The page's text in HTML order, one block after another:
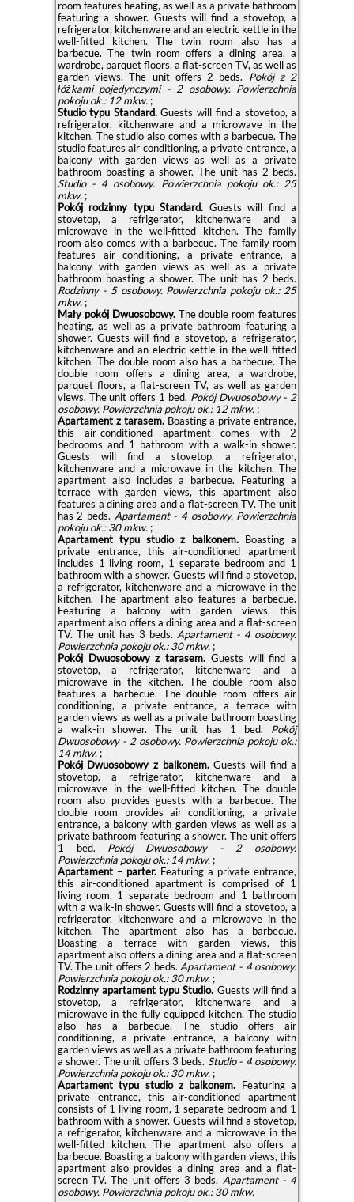
room features heating, as well as a private bathroom
featuring a shower. Guests will find a stovetop, a
refrigerator, kitchenware and an electric kettle in the
well-fitted kitchen. The twin room also has a
barbecue. The twin room offers a dining area, a
wardrobe, parquet floors, a flat-screen TV, as well as
garden views. The unit offers 2 beds. Pokój z 2
łóżkami pojedynczymi - 2 osobowy. Powierzchnia
pokoju ok.: 12 mkw.;
Studio typu Standard.Guests will find a stovetop, a
refrigerator, kitchenware and a microwave in the
kitchen. The studio also comes with a barbecue. The
studio features air conditioning, a private entrance, a
balcony with garden views as well as a private
bathroom boasting a shower. The unit has 2 beds.
Studio - 4 osobowy. Powierzchnia pokoju ok.: 25
mkw.;
Pokój rodzinny typu Standard. Guests will find a
stovetop, a refrigerator, kitchenware and a
microwave in the well-fitted kitchen. The family
room also comes with a barbecue. The family room
features air conditioning, a private entrance, a
balcony with garden views as well as a private
bathroom boasting a shower. The unit has 2 beds.
Rodzinny - 5 osobowy. Powierzchnia pokoju ok.: 25
mkw.;
Mały pokój Dwuosobowy.The double room features
heating, as well as a private bathroom featuring a
shower. Guests will find a stovetop, a refrigerator,
kitchenware and an electric kettle in the well-fitted
kitchen. The double room also has a barbecue. The
double room offers a dining area, a wardrobe,
parquet floors, a flat-screen TV, as well as garden
views. The unit offers 1 bed. Pokój Dwuosobowy - 2
osobowy. Powierzchnia pokoju ok.: 12 mkw.;
Apartament z tarasem.Boasting a private entrance,
this air-conditioned apartment comes with 2
bedrooms and 1 bathroom with a walk-in shower.
Guests will find a stovetop, a refrigerator,
kitchenware and a microwave in the kitchen. The
apartment also includes a barbecue. Featuring a
terrace with garden views, this apartment also
features a dining area and a flat-screen TV. The unit
has 2 beds. Apartament - 4 osobowy. Powierzchnia
pokoju ok.: 30 mkw.;
Apartament typu studio z balkonem.Boasting a
private entrance, this air-conditioned apartment
includes 1 living room, 1 separate bedroom and 1
bathroom with a shower. Guests will find a stovetop,
a refrigerator, kitchenware and a microwave in the
kitchen. The apartment also features a barbecue.
Featuring a balcony with garden views, this
apartment also offers a dining area and a flat-screen
TV. The unit has 3 beds.Apartament - 4 osobowy.
Powierzchnia pokoju ok.: 30 mkw.;
Pokój Dwuosobowy z tarasem. Guests will find a
stovetop, a refrigerator, kitchenware and a
microwave in the kitchen. The double room also
features a barbecue. The double room offers air
conditioning, a private entrance, a terrace with
garden views as well as a private bathroom boasting
a walk-in shower. The unit has 1 bed. Pokój
Dwuosobowy - 2 osobowy. Powierzchnia pokoju ok.:
14 mkw.;
Pokój Dwuosobowy z balkonem.Guests will find a
stovetop, a refrigerator, kitchenware and a
microwave in the well-fitted kitchen. The double
room also provides guests with a barbecue. The
double room provides air conditioning, a private
entrance, a balcony with garden views as well as a
private bathroom featuring a shower. The unit offers
1 bed. Pokój Dwuosobowy - 2 osobowy.
Powierzchnia pokoju ok.: 14 mkw.;
Apartament – parter.Featuring a private entrance,
this air-conditioned apartment is comprised of 1
living room, 1 separate bedroom and 1 bathroom
with a walk-in shower. Guests will find a stovetop, a
refrigerator, kitchenware and a microwave in the
kitchen. The apartment also has a barbecue.
Boasting a terrace with garden views, this
apartment also offers a dining area and a flat-screen
TV. The unit offers 2 beds.Apartament - 4 osobowy.
Powierzchnia pokoju ok.: 30 mkw.;
Rodzinny apartament typu Studio. Guests will find a
stovetop, a refrigerator, kitchenware and a
microwave in the fully equipped kitchen. The studio
also has a barbecue. The studio offers air
conditioning, a private entrance, a balcony with
garden views as well as a private bathroom featuring
a shower. The unit offers 3 beds. Studio - 4 osobowy.
Powierzchnia pokoju ok.: 30 mkw.;
Apartament typu studio z balkonem. Featuring a
private entrance, this air-conditioned apartment
consists of 1 living room, 1 separate bedroom and 1
bathroom with a shower. Guests will find a stovetop,
a refrigerator, kitchenware and a microwave in the
well-fitted kitchen. The apartment also offers a
barbecue. Boasting a balcony with garden views, this
apartment also provides a dining area and a flat-
screen TV. The unit offers 3 beds. Apartament - 4
osobowy. Powierzchnia pokoju ok.: 30 mkw.